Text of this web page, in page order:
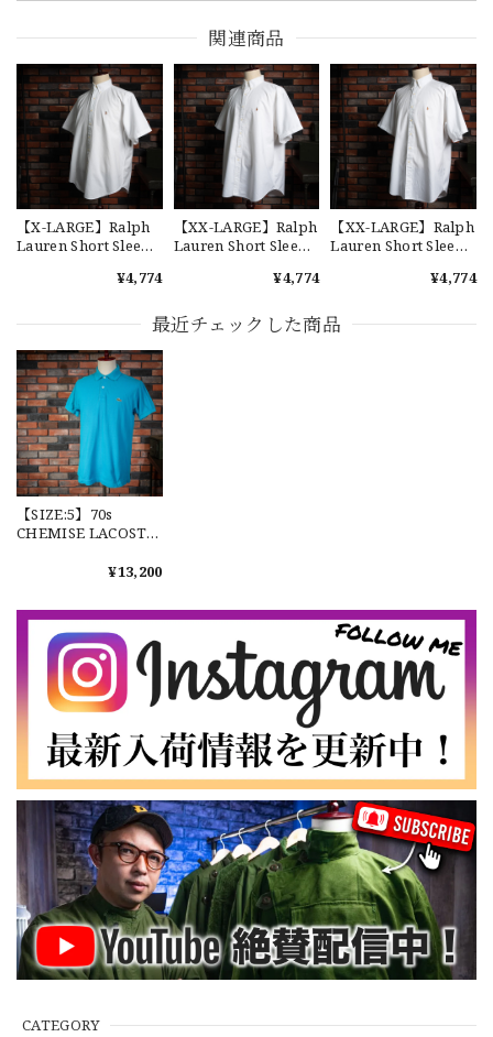
CATEGORY
又、トートバッグありがとうございます。使わせて頂きま
います。チェーンステッチが雰囲気があり、他とかぶらない
感じが気に入りました。 YouTube 楽しみにしてます
【Cooperstown Ball Cap】Made in USA Baseball Cap "1952 BIRMINGHAM BLACK BARONS" 新品 クーパーズタウンボールキャップ バーミングハムブラックバロンズ 6パネル
GREEN
2026/07/17
2026/07/17
DSA
2026/07/16
なかなか見つからないこの色味が本当に好きです！ありがと
うございました！
【LARGE】Ralph Lauren Short Sleeve Cotton BD Shirt ラルフローレン ユーズド 半袖 ボタンダウンシャツ No.146
2026/07/14
【Cooperstown Ball Cap】Made in USA Baseball Cap "NY" STONE×GREEN 新品 クーパーズタウンボールキャップ 6パネル ２トーン 緑
３.1947 New York Cubans
2026/07/01
2026/06/29
関連商品
【X-LARGE】Ralph
Lauren Short Sleeve
"YARMOUTH" ラルフ
袖 ボタンダウンシャ
¥4,774
【XX-LARGE】Ralph
Lauren Short Sleeve
"YARMOUTH" ラルフ
袖 ボタンダウンシャ
ツ No.119
¥4,774
【XX-LARGE】Ralph
Lauren Short Sleeve
"YARMOUTH" ラルフ
袖 ボタンダウンシャ
ツ No.144
¥4,774
最近チェックした商品
【SIZE:5】70s
CHEMISE LACOSTE
France フレンチラコ
No.2-8
¥13,200